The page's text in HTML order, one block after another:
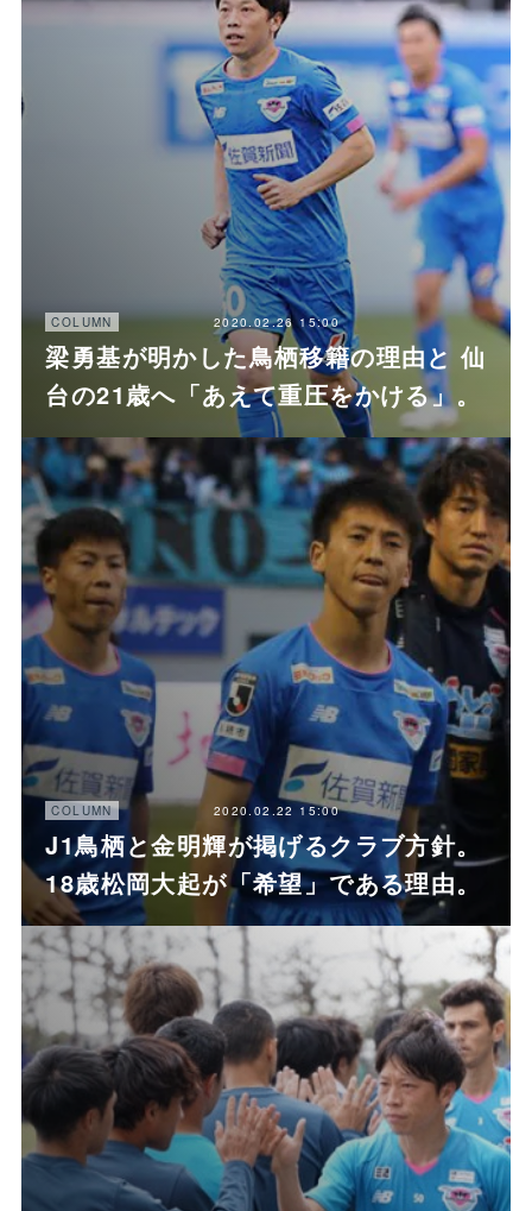
COLUMN 2020.02.26 15:00
梁勇基が明かした鳥栖移籍の理由と 仙
台の21歳へ「あえて重圧をかける」。
COLUMN 2020.02.22 15:00
J1鳥栖と金明輝が掲げるクラブ方針。
18歳松岡大起が「希望」である理由。